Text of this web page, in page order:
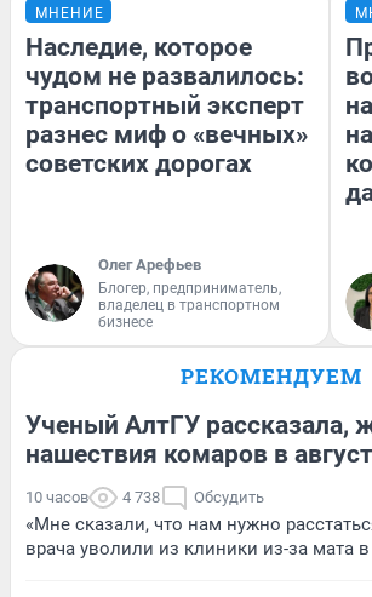
МНЕНИЕ
Наследие, которое
чудом не развалилось:
транспортный эксперт
разнес миф о «вечных»
советских дорогах
Олег Арефьев
Блогер, предприниматель,
владелец в транспортном
бизнесе
РЕКОМЕНДУЕМ
Ученый АлтГУ рассказала,
нашествия комаров в
10 часов 4 738 Обсудить
«Мне сказали, что нам нужно
врача уволили из клиники из-за мата